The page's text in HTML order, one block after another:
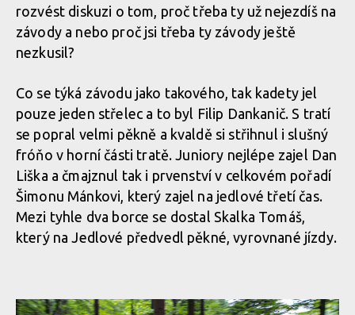
rozvést diskuzi o tom, proč třeba ty už nejezdíš na
závody a nebo proč jsi třeba ty závody ještě
nezkusil?
Co se týká závodu jako takového, tak kadety jel
pouze jeden střelec a to byl Filip Dankanič. S tratí
se popral velmi pěkně a kvaldě si střihnul i slušný
fróňo v horní části tratě. Juniory nejlépe zajel Dan
Liška a čmajznul tak i prvenství v celkovém pořadí
Šimonu Mánkovi, který zajel na jedlové třetí čas.
Mezi tyhle dva borce se dostal Skalka Tomáš,
který na Jedlové předvedl pěkné, vyrovnané jízdy.